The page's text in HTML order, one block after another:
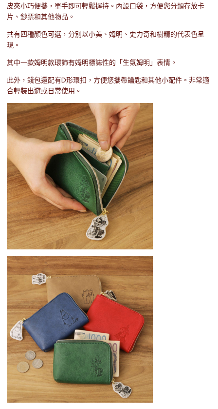
皮夾小巧便攜，單手即可輕鬆握持。內設口袋，方便您分類存放卡
片、鈔票和其他物品。
共有四種顏色可選，分別以小美、姆明、史力奇和樹精的代表色呈
現。
其中一款姆明款環飾有姆明標誌性的「生氣姆明」表情。
此外，錢包還配有D形環扣，方便您攜帶鑰匙和其他小配件。非常適
合輕裝出遊或日常使用。